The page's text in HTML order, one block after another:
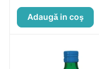
Adaugă in coş